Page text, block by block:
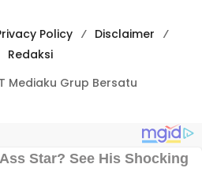
Policy
Disclaimer
Redaksi
Mediaku Grup Bersatu